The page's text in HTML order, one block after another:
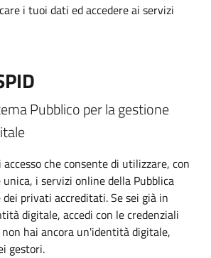
i tuoi dati ed accedere ai servizi
Pubblico per la gestione
che consente di utilizzare, con
i servizi online della Pubblica
privati accreditati. Se sei già in
digitale, accedi con le credenziali
hai ancora un'identità digitale,
gestori.